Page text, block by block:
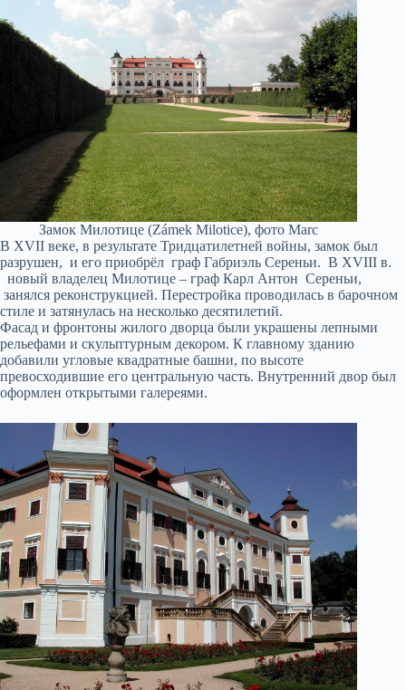
Замок Милотице (Zámek Milotice), фото Marc
В XVII веке, в результате Тридцатилетней войны, замок был
разрушен, и его приобрёл граф Габриэль Сереньи. В XVIII в.
новый владелец Милотице – граф Карл Антон Сереньи,
занялся реконструкцией. Перестройка проводилась в барочном
стиле и затянулась на несколько десятилетий.
Фасад и фронтоны жилого дворца были украшены лепными
рельефами и скульптурным декором. К главному зданию
добавили угловые квадратные башни, по высоте
превосходившие его центральную часть. Внутренний двор был
оформлен открытыми галереями.